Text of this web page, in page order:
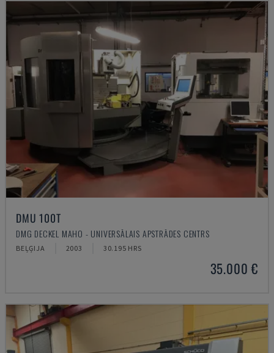
DMU 100T
DMG DECKEL MAHO - UNIVERSĀLAIS APSTRĀDES CENTRS
BEĻĢIJA 2003 30.195 HRS
35.000 €